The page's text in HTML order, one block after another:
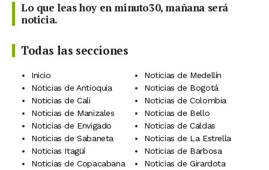
Lo que leas hoy en minuto30, mañana será
noticia.
Todas las secciones
Inicio
Noticias de Medellín
Noticias de Antioquia
Noticias de Bogotá
Noticias de Cali
Noticias de Colombia
Noticias de Manizales
Noticias de Bello
Noticias de Envigado
Noticias de Caldas
Noticias de Sabaneta
Noticias de La Estrella
Noticias Itagüí
Noticias de Barbosa
Noticias de Copacabana
Noticias de Girardota